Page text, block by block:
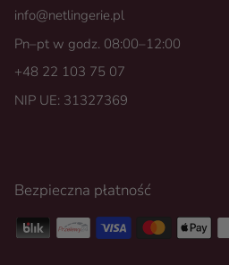
info@netlingerie.pl
Pn–pt w godz. 08:00–12:00
+48 22 103 75 07
NIP UE: 31327369
Bezpieczna płatność